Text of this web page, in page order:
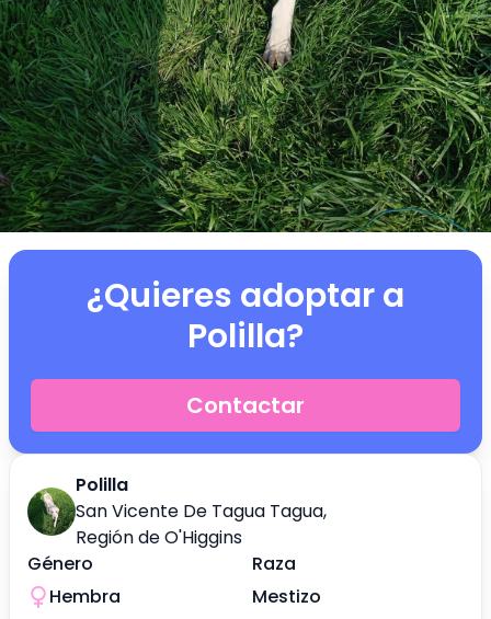
Polilla
San Vicente De Tagua Tagua,
Región de O'Higgins
Género
Hembra
Raza
Mestizo
¿Quieres adoptar a
Polilla?
Contactar